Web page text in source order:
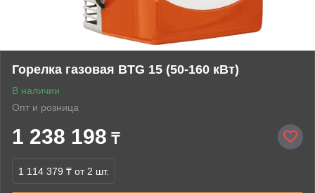
Горелка газовая BTG 15 (50-160 кВт)
В наличии
Опт и розница
1 238 198 ₸
1 114 379 ₸ от 2 шт.